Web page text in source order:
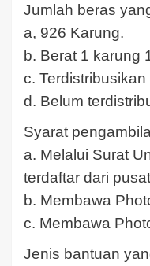
Jumlah beras
a, 926 Karung.
b. Berat 1 karung
c.
d. Belum
Syarat
a. Melalui Surat
terdaftar dari
b. Membawa
c. Membawa
Jenis bantuan